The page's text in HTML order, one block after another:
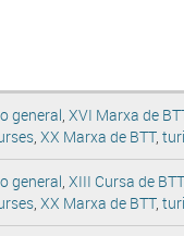
general, XVI Marxa de
, XX Marxa de BTT,
general, XIII Cursa de BTT
, XX Marxa de BTT,